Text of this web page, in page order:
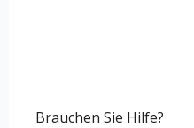
Brauchen Sie Hilfe?